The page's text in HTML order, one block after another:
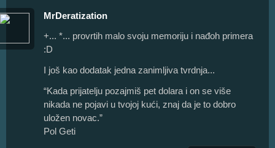
MrDeratization
+... *... provrtih malo svoju memoriju i nađoh primera
:D
I još kao dodatak jedna zanimljiva tvrdnja...
“Kada prijatelju pozajmiš pet dolara i on se više
nikada ne pojavi u tvojoj kući, znaj da je to dobro
uložen novac.”
Pol Geti